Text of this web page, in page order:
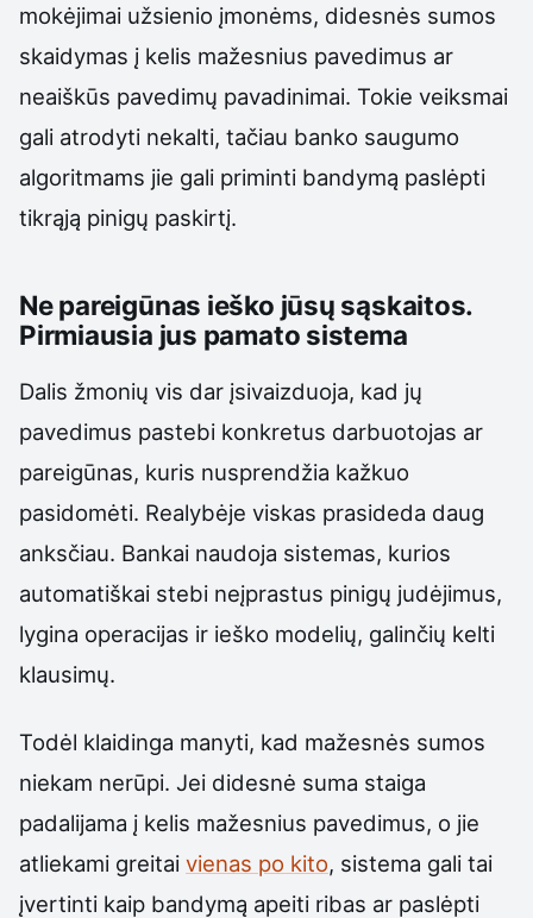
mokėjimai užsienio įmonėms, didesnės sumos
skaidymas į kelis mažesnius pavedimus ar
neaiškūs pavedimų pavadinimai. Tokie veiksmai
gali atrodyti nekalti, tačiau banko saugumo
algoritmams jie gali priminti bandymą paslėpti
tikrąją pinigų paskirtį.
Ne pareigūnas ieško jūsų sąskaitos.
Pirmiausia jus pamato sistema
Dalis žmonių vis dar įsivaizduoja, kad jų
pavedimus pastebi konkretus darbuotojas ar
pareigūnas, kuris nusprendžia kažkuo
pasidomėti. Realybėje viskas prasideda daug
anksčiau. Bankai naudoja sistemas, kurios
automatiškai stebi neįprastus pinigų judėjimus,
lygina operacijas ir ieško modelių, galinčių kelti
klausimų.
Todėl klaidinga manyti, kad mažesnės sumos
niekam nerūpi. Jei didesnė suma staiga
padalijama į kelis mažesnius pavedimus, o jie
atliekami greitai vienas po kito, sistema gali tai
įvertinti kaip bandymą apeiti ribas ar paslėpti